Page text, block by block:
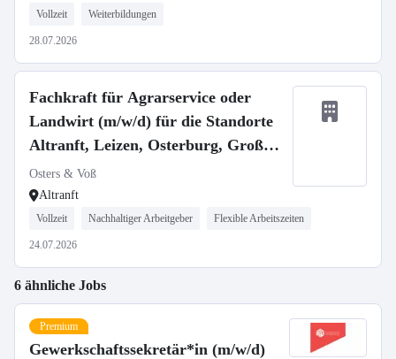
Vollzeit Weiterbildungen
28.07.2026
Fachkraft für Agrarservice oder
Landwirt (m/w/d) für die Standorte
Altranft, Leizen, Osterburg, Groß
Gottschow
Osters & Voß
Altranft
Vollzeit Nachhaltiger Arbeitgeber Flexible Arbeitszeiten
24.07.2026
6 ähnliche Jobs
Premium
Gewerkschaftssekretär*in (m/w/d)